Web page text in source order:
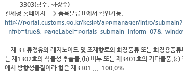
3303(향수, 화장수)
관세청 홈페이지 ---> 품목분류표에서 확인가능.
http://portal.customs.go.kr/kcsipt/appmanager/intro/submain?
제 33 류정유와 레지노이드 및 조제향료와 화장품류 또는 화장용품
는 제1302호의 식물성 추출물.(b) 비누 또는 제3401호의 기타물품
에서 방향성물질이라 함은 제3301 ... 100.0%